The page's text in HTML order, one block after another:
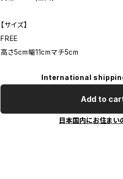
【サイズ】
FREE
高さ5cm幅11cmマチ5cm
International
Add to
日本国内にお住まい